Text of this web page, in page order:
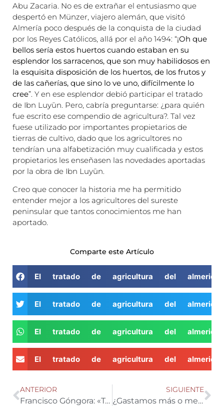
Abu Zacaria. No es de extrañar el entusiasmo que
despertó en Münzer, viajero alemán, que visitó
Almería poco después de la conquista de la ciudad
por los Reyes Católicos, allá por el año 1494: “¡Oh que
bellos sería estos huertos cuando estaban en su
esplendor los sarracenos, que son muy habilidosos en
la esquisita disposición de los huertos, de los frutos y
de las cañerías, que sino lo ve uno, difícilmente lo
cree”. Y en ese esplendor debió participar el tratado
de Ibn Luyūn. Pero, cabría preguntarse: ¿para quién
fue escrito ese compendio de agricultura?. Tal vez
fuese utilizado por importantes propietarios de
tierras de cultivo, dado que los agricultores no
tendrían una alfabetización muy cualificada y estos
propietarios les enseñasen las novedades aportadas
por la obra de Ibn Luyūn.
Creo que conocer la historia me ha permitido
entender mejor a los agricultores del sureste
peninsular que tantos conocimientos me han
aportado.
Comparte este Artículo
El tratado de agricultura del
El tratado de agricultura del
El tratado de agricultura del
El tratado de agricultura del
ANTERIOR
Francisco Góngora: «Tenemos que concentrar la oferta y buscar la sostenibilidad»
SIGUIENTE
¿Gastamos más o menos agua de la que regeneran nuestros acuíferos?